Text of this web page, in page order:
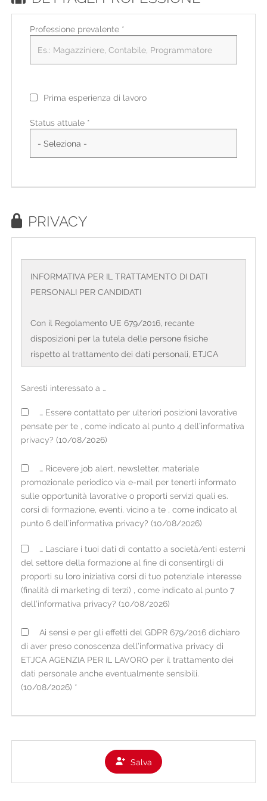
Professione prevalente *
Prima esperienza di lavoro
Status attuale *
PRIVACY
INFORMATIVA PER IL TRATTAMENTO DI DATI
PERSONALI PER CANDIDATI
Con il Regolamento UE 679/2016, recante
disposizioni per la tutela delle persone fisiche
rispetto al trattamento dei dati personali, ETJCA
S.p.a. Agenzia per il lavoro con sede legale in Corso
Sempione, 4 – 20154 Milano e direzione generale in
12720200158, (di seguito definita 'organizzazione') in
qualità di Titolare del trattamento, è tenuta a fornire
alcune informazioni riguardanti l'utilizzo dei dati
territorio italiano mediante filiali il cui elenco
aggiornato è consultabile sul sito internet
www.etjca.it
essere raccolti:
• direttamente presso l'interessato, tramite
consegna del CV cartaceo in filiale o tramite il
sezione per i candidati (ove è possibile anche il
caricamento spontaneo di un video del candidato);
• occasionalmente presso fonti ad accesso pubblico
o presso soggetti terzi (es. informazioni di carattere
Per i dati raccolti non direttamente presso
l'interessato, viene fornita la presente informativa
all'atto della loro registrazione e comunque non
Saresti interessato a …
… Essere contattato per ulteriori posizioni lavorative
pensate per te , come indicato al punto 4 dell’informativa
privacy? (10/08/2026)
… Ricevere job alert, newsletter, materiale
promozionale periodico via e-mail per tenerti informato
sulle opportunità lavorative o proporti servizi quali es.
corsi di formazione, eventi, vicino a te , come indicato al
punto 6 dell’informativa privacy? (10/08/2026)
… Lasciare i tuoi dati di contatto a società/enti esterni
del settore della formazione al fine di consentirgli di
proporti su loro iniziativa corsi di tuo potenziale interesse
(finalità di marketing di terzi) , come indicato al punto 7
dell’informativa privacy? (10/08/2026)
Ai sensi e per gli effetti del GDPR 679/2016 dichiaro
di aver preso conoscenza dell’informativa privacy di
ETJCA AGENZIA PER IL LAVORO per il trattamento dei
dati personale anche eventualmente sensibili.
(10/08/2026) *
Salva